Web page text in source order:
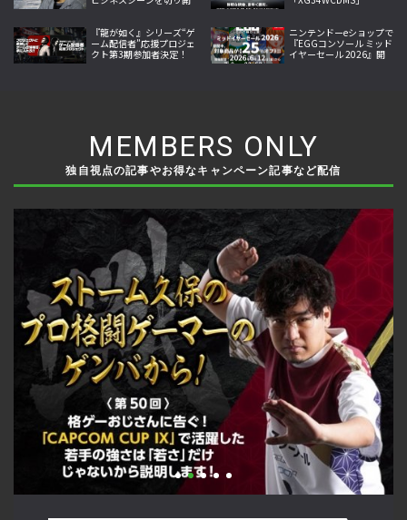
『龍が如く』シリーズ“ゲ
ーム配信者”応援プロジェ
クト第3期参加者決定！
ニンテンドーeショップで
『EGGコンソール ミッド
イヤーセール 2026』開
MEMBERS ONLY
独自視点の記事やお得なキャンペーン記事など配信